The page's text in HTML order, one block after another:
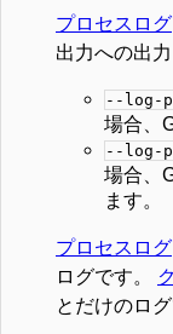
プロセスログ
出力への出
--log-
場合、
--log-
場合、
ます。
プロセスログ
ログです。
とだけのログ